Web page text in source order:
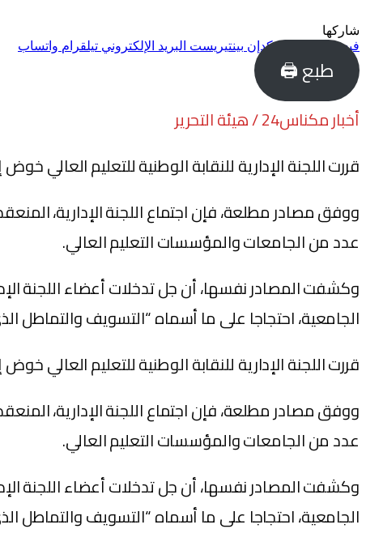
شاركها
فيسبوك
لينكدإن بينتيريست البريد الإلكتروني تيلقرام واتساب
طبع 🖨
أخبار مكناس24 / هيئة التحرير
قررت اللجنة الإدارية للنقابة الوطنية للتعليم العالي خوض إضراب وطني
عدد من الجامعات والمؤسسات التعليم العالي.
وكشفت المصادر نفسها، أن جل تدخلات أعضاء اللجنة
الجامعية، احتجاجا على ما أسماه “التسويف والتماطل
قررت اللجنة الإدارية للنقابة الوطنية للتعليم العالي خوض إضراب وطني
عدد من الجامعات والمؤسسات التعليم العالي.
وكشفت المصادر نفسها، أن جل تدخلات أعضاء اللجنة
الجامعية، احتجاجا على ما أسماه “التسويف والتماطل